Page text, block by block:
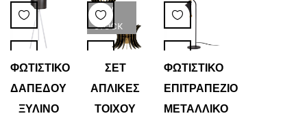
ΦΩΤΙΣΤΙΚΟ
ΔΑΠΕΔΟΥ
ΞΥΛΙΝΟ
LOW
STOCK
ΣΕΤ
ΑΠΛΙΚΕΣ
ΤΟΙΧΟΥ
ΦΩΤΙΣΤΙΚΟ
ΕΠΙΤΡΑΠΕΖΙΟ
ΜΕΤΑΛΛΙΚΟ